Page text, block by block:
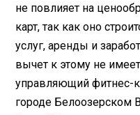
не повлияет на
карт, так как оно
услуг, аренды и
вычет к этому не
управляющий фитнес-
городе Белоозерском